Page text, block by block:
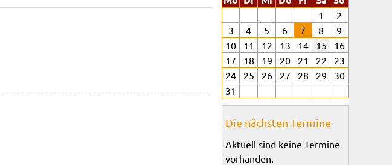
1
2
3
4 5 6 7 8
9
10
11 12 13 14 15
16
17
18 19 20 21 22
23
24
25 26 27 28 29
30
31
Die nächsten Termine
Aktuell sind keine Termine
vorhanden.